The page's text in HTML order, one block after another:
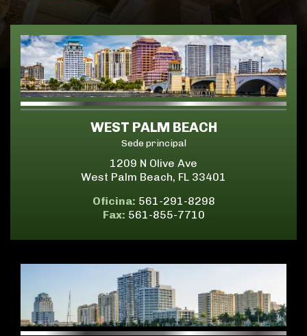
WEST PALM BEACH
Sede principal
1209 N Olive Ave
West Palm Beach, FL 33401
Oficina: 561-291-8298
Fax: 561-855-7710